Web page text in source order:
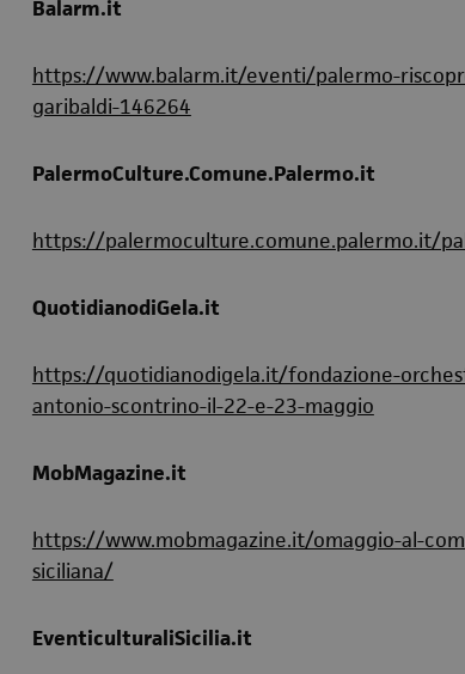
Balarm.it
https://www.balarm.it/eventi/palermo-
garibaldi-146264
PalermoCulture.Comune.Palermo.it
https://palermoculture.comune.palermo.it/
QuotidianodiGela.it
https://quotidianodigela.it/fondazione-
antonio-scontrino-il-22-e-23-maggio
MobMagazine.it
https://www.mobmagazine.it/omaggio-al-
siciliana/
EventiculturaliSicilia.it